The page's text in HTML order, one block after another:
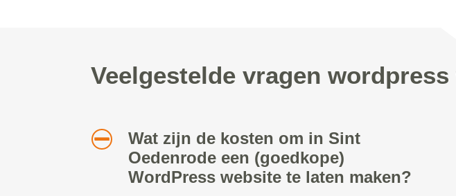
Veelgestelde vragen
Wat zijn de kosten om in Sint
Oedenrode een (goedkope)
WordPress website te laten maken?